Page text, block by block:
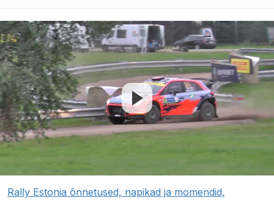
Rally Estonia õnnetused, napikad ja momendid,